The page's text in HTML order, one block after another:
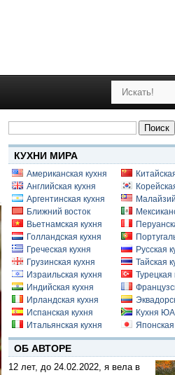
Найти:
КУХНИ МИРА
Американская кухня
Английская кухня
Аргентинская кухня
Ближний восток
Вьетнамская кухня
Голландская кухня
Греческая кухня
Грузинская кухня
Израильская кухня
Индийская кухня
Ирландская кухня
Испанская кухня
Итальянская кухня
Русская
Тайская
Турецкая
Кухня
Японская
ОБ АВТОРЕ
12 лет, до 24.02.2022, я вела в